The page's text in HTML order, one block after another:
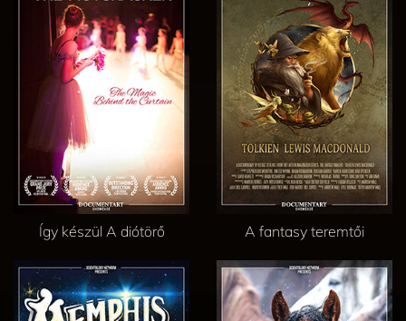
Így készül A diótörő A fantasy teremtői